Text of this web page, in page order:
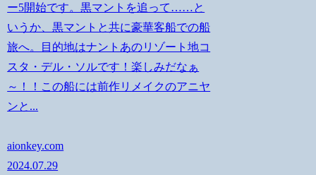
ー5開始です。黒マントを追って……と
いうか、黒マントと共に豪華客船での船
旅へ。目的地はナントあのリゾート地コ
スタ・デル・ソルです！楽しみだなぁ
～！！この船には前作リメイクのアニヤ
ンと...
aionkey.com
2024.07.29